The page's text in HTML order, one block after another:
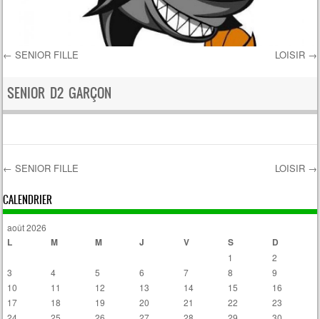
Post navigation
← SENIOR FILLE LOISIR →
SENIOR D2 GARÇON
Post navigation
← SENIOR FILLE LOISIR →
CALENDRIER
août 2026
L M M J V S D
1
2
3
4 5 6 7 8
9
10
11 12 13 14 15
16
17
18 19 20 21 22
23